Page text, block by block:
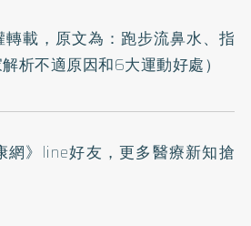
轉載，原文為： 跑步流鼻水、指
析不適原因和6大運動好處）
網》line好友 ，更多醫療新知搶